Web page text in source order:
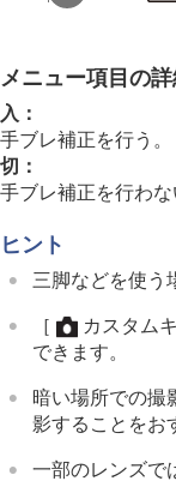
フ
フ
Log
ド
イ
よ
画
メニュー項目の
入 ：
手ブレ補正を行う。
切 ：
手ブレ補正を行わな
ヒント
三脚などを使う
［ カスタム
できます。
暗い場所での撮
影することをお
一部のレンズで